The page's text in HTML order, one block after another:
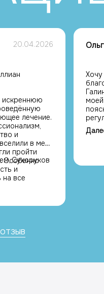
20.04.2026
искреннюю
лечение.
и
в меня
пройти
Особенно
и
на все
не просто
в вашем
Сухоруков
если